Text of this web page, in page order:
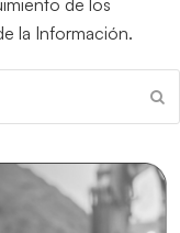
la Información.